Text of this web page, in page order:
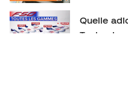
Quelle
Toutes les